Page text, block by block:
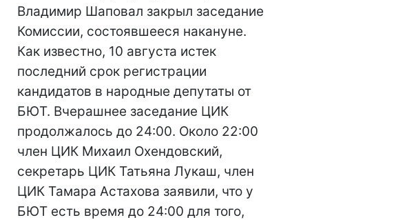
Владимир Шаповал закрыл заседание
Комиссии, состоявшееся накануне.
Как известно, 10 августа истек
последний срок регистрации
кандидатов в народные депутаты от
БЮТ. Вчерашнее заседание ЦИК
продолжалось до 24:00. Около 22:00
член ЦИК Михаил Охендовский,
секретарь ЦИК Татьяна Лукаш, член
ЦИК Тамара Астахова заявили, что у
БЮТ есть время до 24:00 для того,